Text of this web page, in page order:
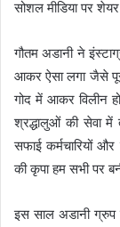
सोशल मीडिया पर
गौतम अडानी ने
आकर ऐसा लगा जैसे
गोद में आकर विलीन
श्रद्धालुओं की सेवा में
सफाई कर्मचारियों
की कृपा हम सभी पर
इस साल अडानी